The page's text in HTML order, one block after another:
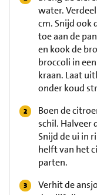
water.
cm. Snijd ook
toe aan de
en kook de
broccoli in
kraan. Laat
onder koud
Boen de
schil. Halveer
Snijd de ui in
helft van het
parten.
Verhit de